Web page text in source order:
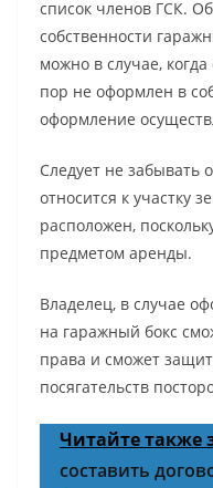
список членов ГСК.
собственности
можно в случае,
пор не оформлен в
оформление
Следует не забывать
относится к участку
расположен,
предметом аренды.
Владелец, в случае
на гаражный бокс
права и сможет
посягательств
Читайте также
составить